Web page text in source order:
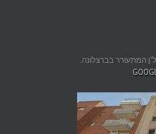
המתעורר בברצלונה.